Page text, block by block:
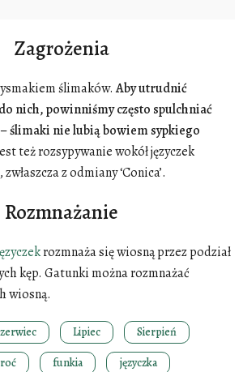
Zagrożenia
ślimaków.Aby utrudnić
nich, powinniśmyczęsto spulchniać
–ślimaki nie lubią bowiem sypkiego
też rozsypywanie wokół języczek
z odmiany ‘Conica’.
Rozmnażanie
rozmnaża się wiosną przez podział
kęp. Gatunki można rozmnażać
wiosną.
Lipiec
Sierpień
funkia
języczka